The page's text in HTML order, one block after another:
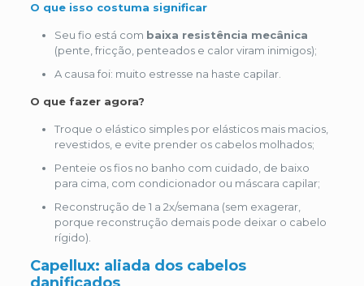
O que isso costuma significar
Seu fio está com baixa resistência mecânica
(pente, fricção, penteados e calor viram inimigos);
A causa foi: muito estresse na haste capilar.
O que fazer agora?
Troque o elástico simples por elásticos mais macios,
revestidos, e evite prender os cabelos molhados;
Penteie os fios no banho com cuidado, de baixo
para cima, com condicionador ou máscara capilar;
Reconstrução de 1 a 2x/semana (sem exagerar,
porque reconstrução demais pode deixar o cabelo
rígido).
Capellux: aliada dos cabelos